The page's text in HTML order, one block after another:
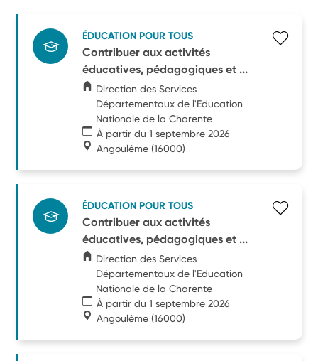
ÉDUCATION POUR TOUS
Contribuer aux activités
éducatives, pédagogiques et ...
Direction des Services
Départementaux de l'Education
Nationale de la Charente
À partir du 1 septembre 2026
Angoulême (16000)
ÉDUCATION POUR TOUS
Contribuer aux activités
éducatives, pédagogiques et ...
Direction des Services
Départementaux de l'Education
Nationale de la Charente
À partir du 1 septembre 2026
Angoulême (16000)